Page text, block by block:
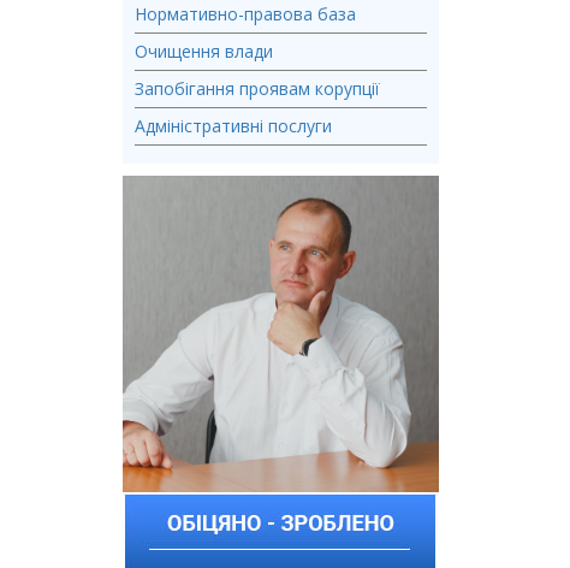
Нормативно-правова база
Очищення влади
Запобігання проявам корупції
Адміністративні послуги